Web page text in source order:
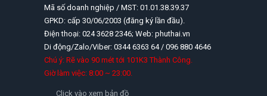
Mã số doanh nghiệp / MST: 01.01.38.39.37
GPKD: cấp 30/06/2003 (đăng ký lần đầu).
Điện thoại: 024 3628 2346; Web: phuthai.vn
Di động/Zalo/Viber: 0344 6363 64 / 096 880 4646
Chú ý: Rẽ vào 90 mét tới 101K3 Thành Công.
Giờ làm việc: 8:00 ~ 23:00.
Click vào xem bản đồ